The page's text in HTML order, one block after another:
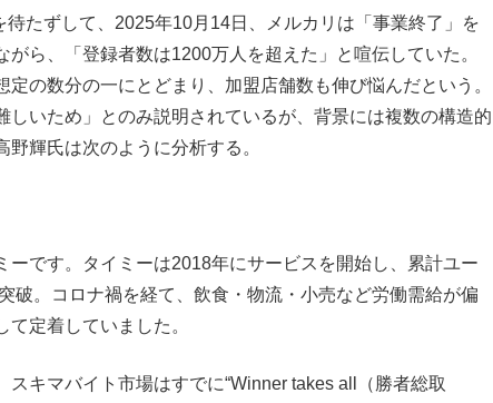
たずして、2025年10月14日、メルカリは「事業終了」を
ら、「登録者数は1200万人を超えた」と喧伝していた。
の数分の一にとどまり、加盟店舗数も伸び悩んだという。
しいため」とのみ説明されているが、背景には複数の構造的
輝氏は次のように分析する。
ーです。タイミーは2018年にサービスを開始し、累計ユー
破。コロナ禍を経て、飲食・物流・小売など労働需給が偏
定着していました。
キマバイト市場はすでに“Winner takes all（勝者総取